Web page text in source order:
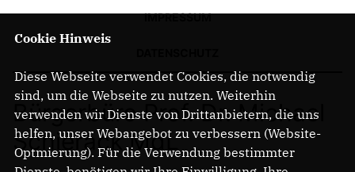
IMPRESSUM
Bürgerbüro Prof. Dr. Michael
Schierack MdL
Cookie Hinweis
Diese Webseite verwendet Cookies, die notwendig
sind, um die Webseite zu nutzen. Weiterhin
verwenden wir Dienste von Drittanbietern, die uns
helfen, unser Webangebot zu verbessern (Website-
Optmierung). Für die Verwendung bestimmter